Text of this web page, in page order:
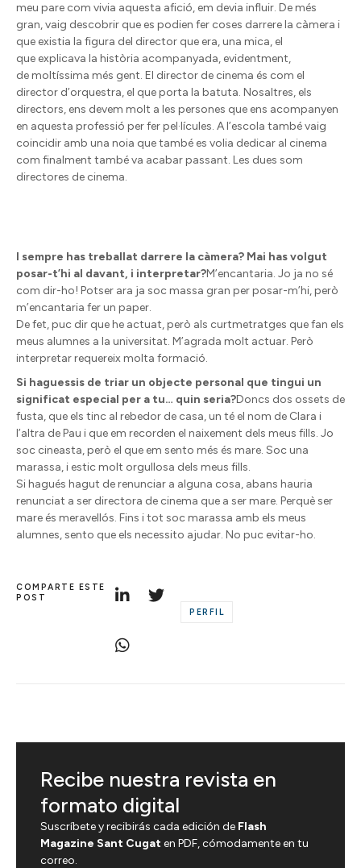
meu pare com vivia aquesta afició, em devia influir. De més
gran, vaig descobrir que es podien fer coses darrere la càmera i
que existia la figura del director que era, una mica, el
que explicava la història acompanyada, evidentment,
de moltíssima més gent. El director de cinema és com el
director d’orquestra, el que porta la batuta. Nosaltres, els
directors, ens devem molt a les persones que ens acompanyen
en aquesta professió per fer pel·lícules. A l’escola també vaig
coincidir amb una noia que també es volia dedicar al cinema
com finalment també va acabar passant. Les dues som
directores de cinema.
I sempre has treballat darrere la càmera? Mai has volgut
posar-t’hi al davant, i interpretar?M’encantaria. Jo ja no sé
com dir-ho! Potser ara ja soc massa gran per posar-m’hi, però
m’encantaria fer un paper.
De fet, puc dir que he actuat, però als curtmetratges que fan els
meus alumnes a la universitat. M’agrada molt actuar. Però
interpretar requereix molta formació.
Si haguessis de triar un objecte personal que tingui un
significat especial per a tu… quin seria?Doncs dos ossets de
fusta, que els tinc al rebedor de casa, un té el nom de Clara i
l’altra de Pau i que em recorden el naixement dels meus fills. Jo
soc cineasta, però el que em sento més és mare. Soc una
marassa, i estic molt orgullosa dels meus fills.
Si hagués hagut de renunciar a alguna cosa, abans hauria
renunciat a ser directora de cinema que a ser mare. Perquè ser
mare és meravellós. Fins i tot soc marassa amb els meus
alumnes, sento que els necessito ajudar. No puc evitar-ho.
COMPARTE ESTE
POST
PERFIL
Recibe nuestra revista en
formato digital
Suscríbete y recibirás cada edición de Flash
Magazine Sant Cugaten PDF, cómodamente en tu
correo.